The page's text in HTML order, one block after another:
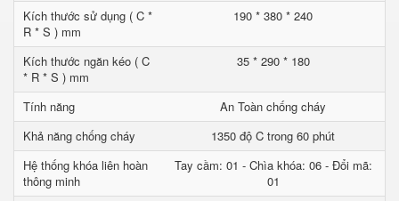
Kích thước sử dụng ( C *
R * S ) mm
190 * 380 * 240
Kích thước ngăn kéo ( C
* R * S ) mm
35 * 290 * 180
Tính năng
An Toàn chống cháy
Khả năng chống cháy
1350 độ C trong 60 phút
Hệ thống khóa liên hoàn
thông minh
Tay cầm: 01 - Chìa khóa: 06 - Đổi mã:
01